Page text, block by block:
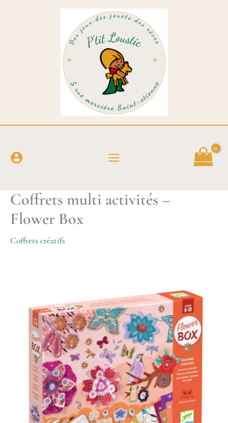
Coffrets multi activités –
Flower Box
Coffrets créatifs